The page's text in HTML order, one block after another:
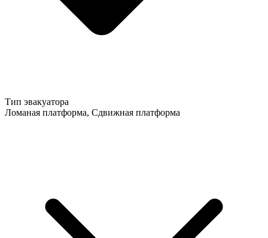
Тип эвакуатора
Ломаная платформа, Сдвижная платформа